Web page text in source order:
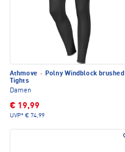
Athmove · Polny Windblock brushed
Tights
Damen
€ 19,99
UVP* € 74,99